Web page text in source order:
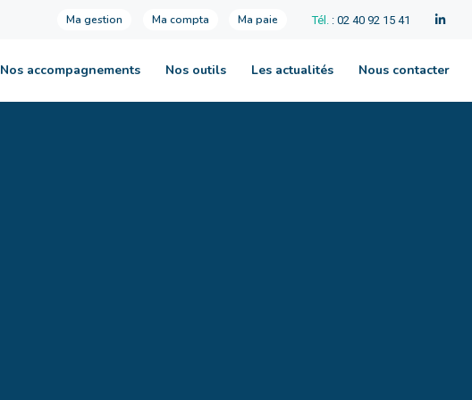
Ma gestion Ma compta Ma paie Tél. : 02 40 92 15 41
Nos accompagnements Nos outils Les actualités Nous contacter